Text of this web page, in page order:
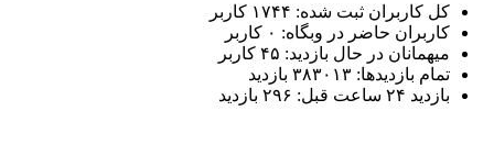
کل کاربران ثبت شده: ۱۷۴۴ کاربر
کاربران حاضر در وبگاه: ۰ کاربر
میهمانان در حال بازدید: ۴۵ کاربر
تمام بازدید‌ها: ۳۸۳۰۱۳ بازدید
بازدید ۲۴ ساعت قبل: ۲۹۶ بازدید